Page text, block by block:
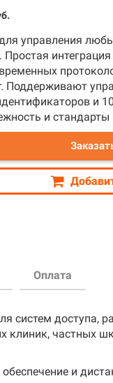
управления
Поддерживают
и
и
Оплата
систем доступа,
частных
и
ТР ТС 020/2011
об условиях
предоставленному
поэтому
предлагаем
вам банковские
на них в